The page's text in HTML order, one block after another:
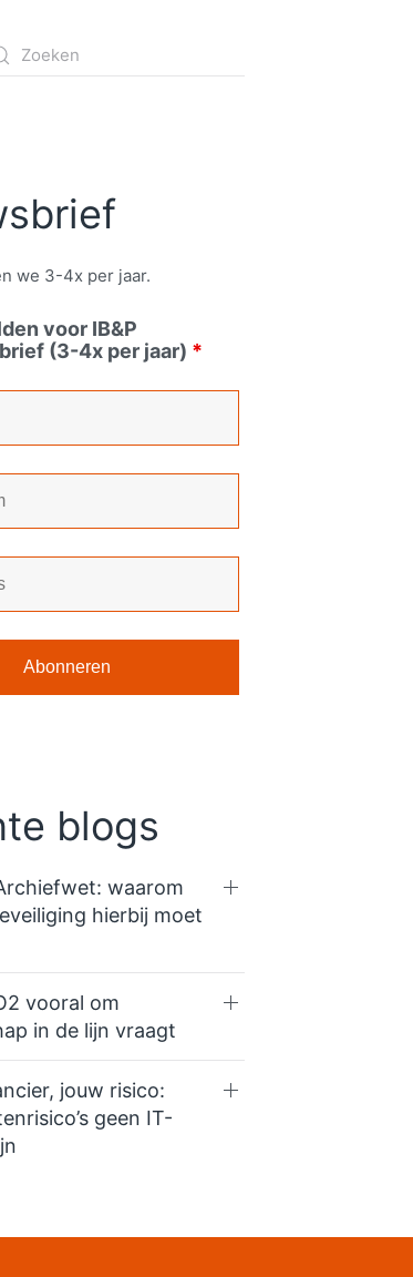
we 3-4x per jaar.
voor IB&P
(3-4x per jaar) *
blogs
waarom
hierbij moet
vooral om
in de lijn vraagt
jouw risico:
geen IT-